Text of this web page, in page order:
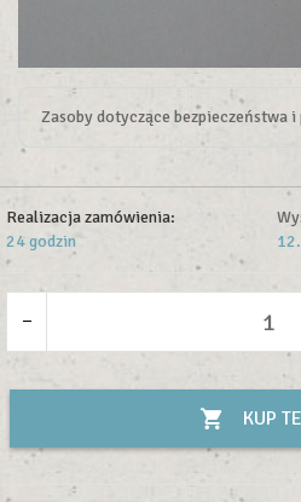
Zasoby dotyczące bezpieczeństwa
Realizacja zamówienia:
24 godzin
KUP